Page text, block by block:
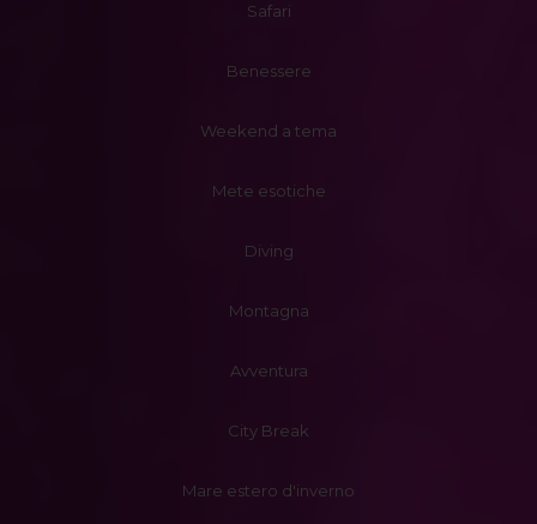
Safari
Benessere
Weekend a tema
Mete esotiche
Diving
Montagna
Avventura
City Break
Mare estero d'inverno